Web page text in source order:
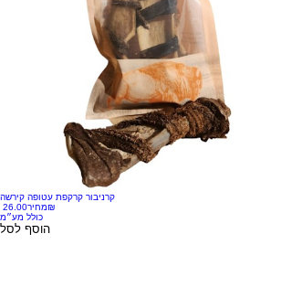
קרניבור קרקפת עטופה קירשה
מחיר‏26.00 ‏₪
כולל מע״מ
הוסף לסל